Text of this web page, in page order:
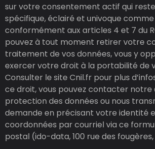
sur votre consentement actif qui
spécifique, éclairé et univoque
conformément aux articles 4 et 7 du
pouvez à tout moment retirer votre
traitement de vos données, vous y
exercer votre droit à la portabilité de
Consulter le site Cnil.fr pour plus
ce droit, vous pouvez contacter notre
protection des données ou nous
demande en précisant votre identité
coordonnées par courriel via ce
postal (ido-data, 100 rue des